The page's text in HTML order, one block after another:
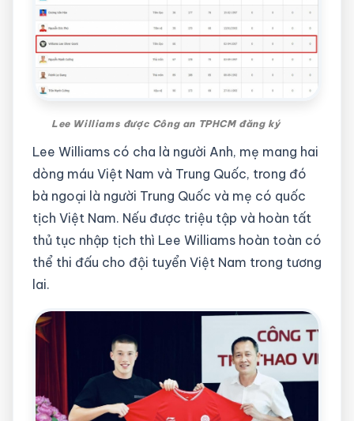
Lee Williams được Công an TPHCM đăng ký
Lee Williams có cha là người Anh, mẹ mang hai
dòng máu Việt Nam và Trung Quốc, trong đó
bà ngoại là người Trung Quốc và mẹ có quốc
tịch Việt Nam. Nếu được triệu tập và hoàn tất
thủ tục nhập tịch thì Lee Williams hoàn toàn có
thể thi đấu cho đội tuyển Việt Nam trong tương
lai.